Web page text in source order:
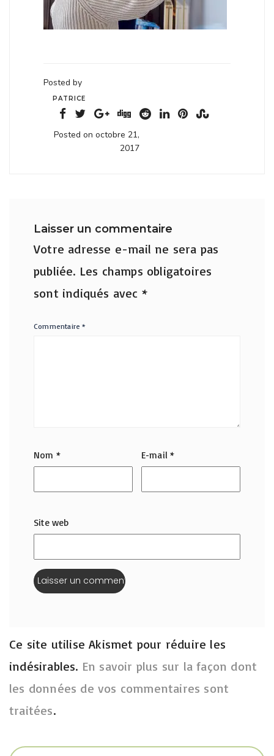
Posted by
PATRICE
Posted on octobre 21,
2017
Laisser un commentaire
Votre adresse e-mail ne sera pas
publiée. Les champs obligatoires
sont indiqués avec *
Commentaire*
Nom * E-mail*
Site web
Ce site utilise Akismet pour réduire les
indésirables. En savoir plus sur la façon dont
les données de vos commentaires sont
traitées.